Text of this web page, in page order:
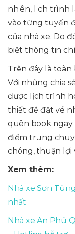
nhiên, lịch trình
vào từng tuyến
của nhà xe. Do
biết thông tin
Trên đây là
Với những chia
được lịch trình
thiết để đặt vé
quên book ngay
điểm trung
chóng, thuận lợi
Xem thêm:
Nhà xe Sơn
nhất
Nhà xe An Phú